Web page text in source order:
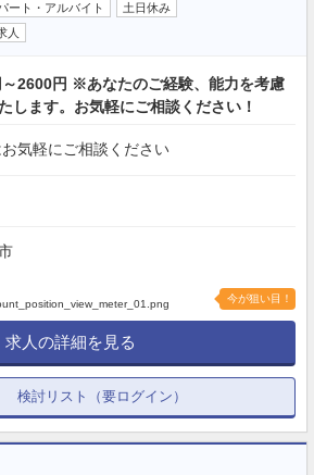
ート・アルバイト
土日休み
人
2600円 ※あなたのご経験、能力を考慮
します。お気軽にご相談ください！
気軽にご相談ください
今が狙い目！
求人の詳細を見る
検討リスト（要ログイン）